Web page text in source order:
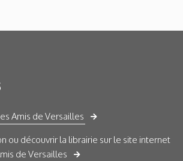
Amis de Versailles
ou découvrir la librairie sur le site internet
de Versailles